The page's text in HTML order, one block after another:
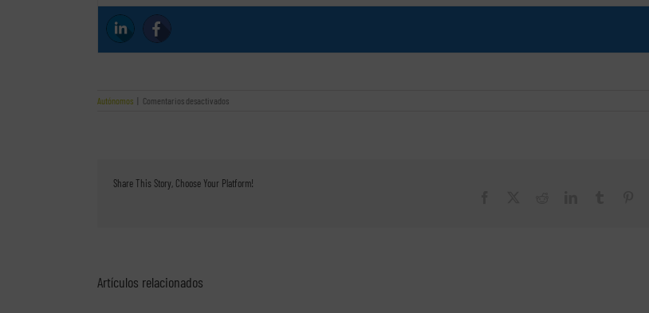
Autónomos | Comentarios desactivadosen
familiar
Share This Story, Choose Your Platform!
Artículos relacionados